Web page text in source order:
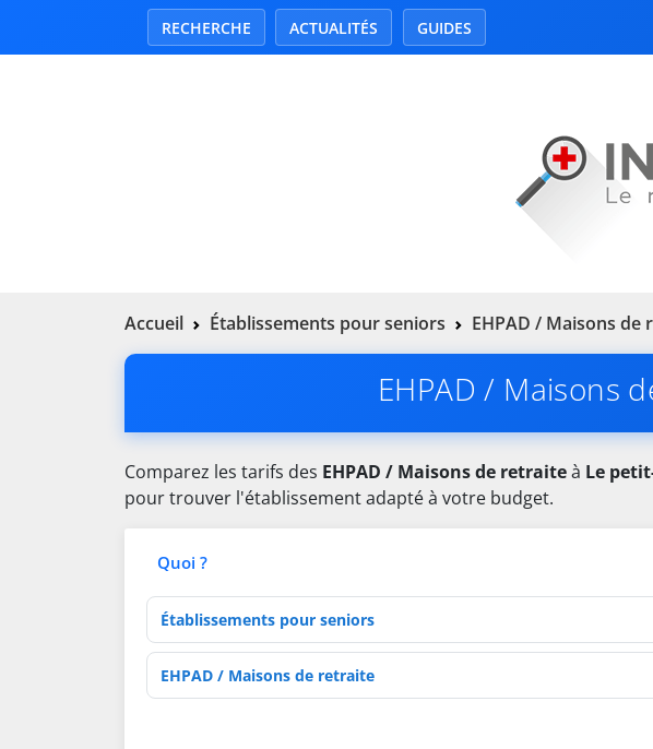
RECHERCHE ACTUALITÉS GUIDES
Accueil Établissements pour seniors EHPAD / Maisons de
EHPAD / Maisons
Comparez les tarifs des EHPAD / Maisons de retraiteà Le
pour trouver l'établissement adapté à votre budget.
Quoi ?
Type d'établissement
Activités de soins